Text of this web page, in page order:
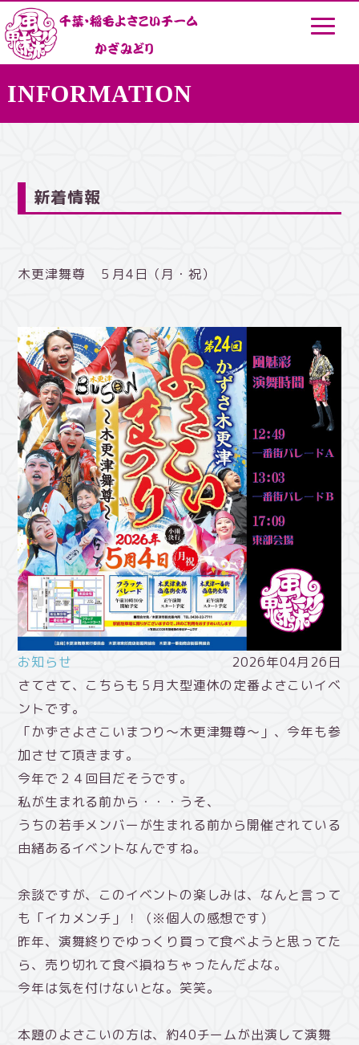
INFORMATION
新着情報
木更津舞尊 ５月4日（月・祝）
お知らせ
2026年04月26日
さてさて、こちらも５月大型連休の定番よさこいイベ
ントです。
「かずさよさこいまつり～木更津舞尊～」、今年も参
加させて頂きます。
今年で２４回目だそうです。
私が生まれる前から・・・うそ、
うちの若手メンバーが生まれる前から開催されている
由緒あるイベントなんですね。
余談ですが、このイベントの楽しみは、なんと言って
も「イカメンチ」！（※個人の感想です）
昨年、演舞終りでゆっくり買って食べようと思ってた
ら、売り切れて食べ損ねちゃったんだよな。
今年は気を付けないとな。笑笑。
本題のよさこいの方は、約40チームが出演して演舞